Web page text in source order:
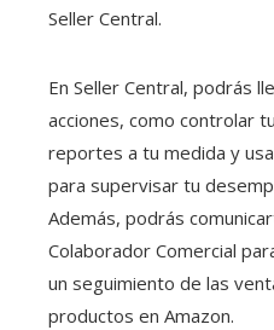
Seller Central.
En Seller Central, podrás
acciones, como controlar
reportes a tu medida y
para supervisar tu
Además, podrás
Colaborador Comercial
un seguimiento de las
productos en Amazon.